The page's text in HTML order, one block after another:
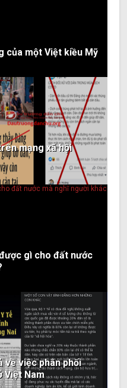
của một Việt kiều Mỹ
mạng xã hội
gì cho đất nước
về việc phân phối
Việt Nam